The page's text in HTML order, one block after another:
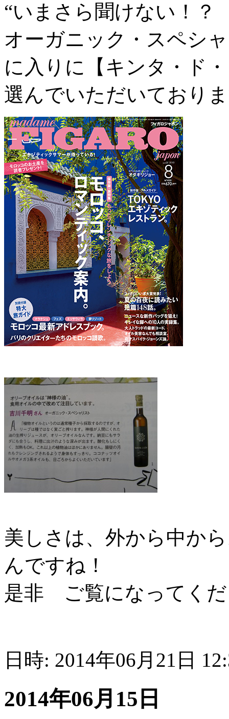
“いまさら聞けない！
オーガニック・スペシ
に入りに【キンタ・ド
選んでいただいており
美しさは、外から中か
んですね！
是非 ご覧になってくだ
日時: 2014年06月21日
2014年06月15日